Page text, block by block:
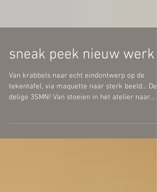
sneak peek nieuw werk
Van krabbels naar echt eindontwerp op de
delige 3SMN! Van stoeien in het atelier naar...